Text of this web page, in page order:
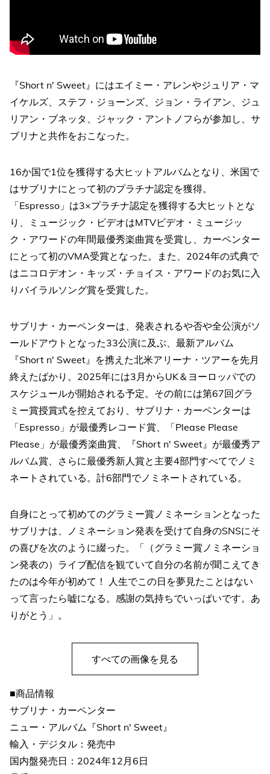
『Short n' Sweet』にはエイミー・アレンやジュリア・マ
イケルズ、ステフ・ジョーンズ、ジョン・ライアン、ジュ
リアン・ブネッタ、ジャック・アントノフらが参加し、サ
ブリナと共作をおこなった。
16か国で1位を獲得する大ヒットアルバムとなり、米国で
はサブリナにとって初のプラチナ認定を獲得。
「Espresso」は3×プラチナ認定を獲得する大ヒットとな
り、ミュージック・ビデオはMTVビデオ・ミュージッ
ク・アワードの年間最優秀楽曲賞を受賞し、カーペンター
にとって初のVMA受賞となった。また、2024年の式典で
はニコロデオン・キッズ・チョイス・アワードのお気に入
りバイラルソング賞を受賞した。
サブリナ・カーペンターは、発表されるや否や全公演がソ
ールドアウトとなった33公演に及ぶ、最新アルバム
『Short n' Sweet』を携えた北米アリーナ・ツアーを先月
終えたばかり。2025年には3月からUK＆ヨーロッパでの
スケジュールが開始される予定。その前には第67回グラ
ミー賞授賞式を控えており、サブリナ・カーペンターは
「Espresso」が最優秀レコード賞、「Please Please
Please」が最優秀楽曲賞、『Short n' Sweet』が最優秀ア
ルバム賞、さらに最優秀新人賞と主要4部門すべてでノミ
ネートされている。計6部門でノミネートされている。
自身にとって初めてのグラミー賞ノミネーションとなった
サブリナは、ノミネーション発表を受けて自身のSNSにそ
の喜びを次のように綴った。「（グラミー賞ノミネーショ
ン発表の）ライブ配信を観ていて自分の名前が聞こえてき
たのは今年が初めて！ 人生でこの日を夢見たことはない
って言ったら嘘になる。感謝の気持ちでいっぱいです。あ
りがとう」。
すべての画像を見る
■商品情報
サブリナ・カーペンター
ニュー・アルバム『Short n' Sweet』
輸入・デジタル：発売中
国内盤発売日：2024年12月6日